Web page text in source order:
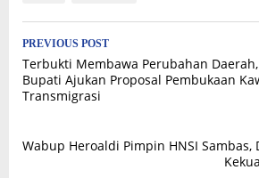
Post
navigation
PREVIOUS POST
Terbukti Membawa Perubahan Daerah,
Bupati Ajukan Proposal Pembukaan
Transmigrasi
Wabup Heroaldi Pimpin HNSI Sambas,